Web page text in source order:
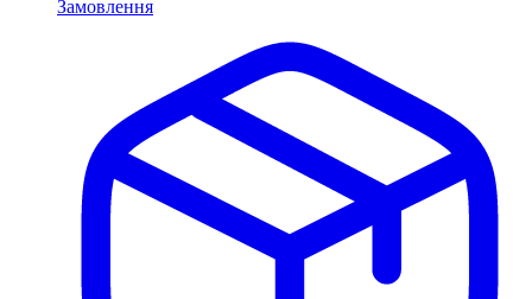
Замовлення